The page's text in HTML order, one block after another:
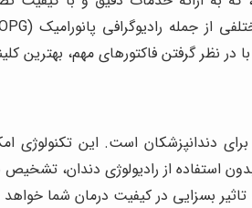
نظر گرفتن فاکتورهای مهم، بهترین
برای دندانپزشکان است. این
استفاده از رادیولوژی دندان،
بسزایی در کیفیت درمان شما